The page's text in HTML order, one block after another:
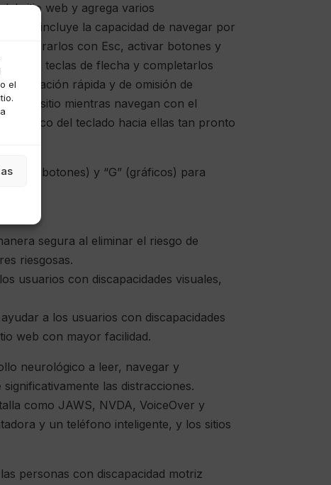
el
sitio web y agrega varios
Esto incluye la capacidad de navegar por
cerrarlos con Esc, activar botones y
las teclas de flecha y completarlos
rápida y de omisión de
del sitio mientras navegan con el
el foco del teclado hacia ellas tan pronto
“B” (botones) y “G” (gráficos) para
segura al eliminar el riesgo de
riesgosas.
usuarios con discapacidades visuales,
a los usuarios con discapacidades
web con mayor facilidad.
neurológico a leer, navegar y
las distracciones.
como JAWS, NVDA, VoiceOver y
y un teléfono inteligente, y los sitios
personas con discapacidad motriz